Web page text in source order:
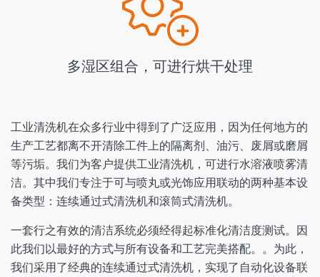
多湿区组合，可进行烘干处理
工业清洗机在众多行业中得到了广泛应用，因为任何地方的
生产工艺都离不开清除工件上的隔离剂、油污、废屑或磨屑
等污垢。我们为客户提供工业清洗机，可进行水溶液喷雾清
洁。其中我们专注于可与喷丸或光饰应用联动的两种基本设
备类型：连续通过式清洗机和滚筒式清洗机。
一套行之有效的清洁系统必须经得起标准化清洁度测试。因
此我们以最好的方式与所有设备和工艺完美搭配。。为此，
我们采用了经典的连续通过式清洗机，实现了自动化设备联